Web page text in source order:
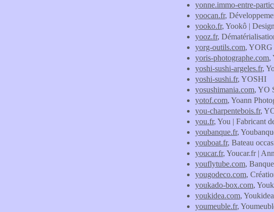
yonne.immo-entre-
yoocan.fr,
yooko.fr, Yookô |
yooz.fr,
yorg-outils.com, YORG
yoris-photographe.com,
yoshi-sushi-argeles.fr,
yoshi-sushi.fr, YOSHI
yosushimania.com, YO
yotof.com, Yoann
you-charpentebois.fr,
you.fr, You | Fabricant
youbanque.fr,
youboat.fr, Bateau
youcar.fr, Youcar.fr |
youflytube.com,
yougodeco.com,
youkado-box.com,
youkidea.com, Youkidea
youmeuble.fr,